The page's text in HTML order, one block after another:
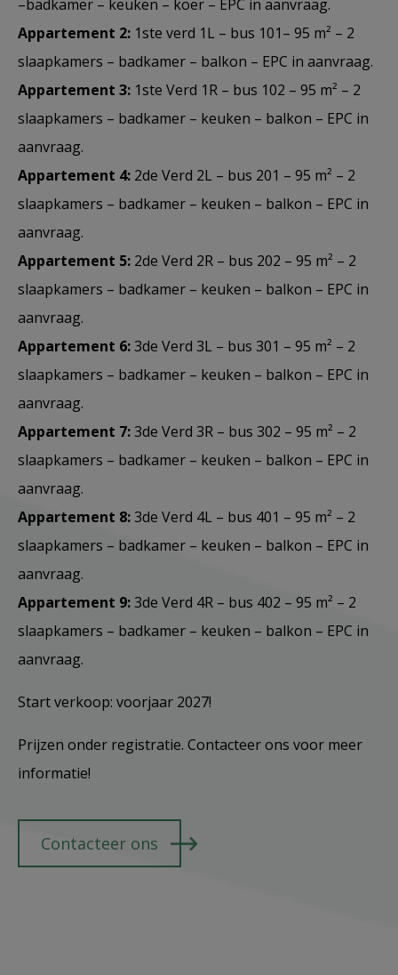
–badkamer – keuken – koer – EPC in aanvraag.
Appartement 2: 1ste verd 1L – bus 101– 95 m² – 2
slaapkamers – badkamer – balkon – EPC in aanvraag.
Appartement 3: 1ste Verd 1R – bus 102 – 95 m² – 2
slaapkamers – badkamer – keuken – balkon – EPC in
aanvraag.
Appartement 4: 2de Verd 2L – bus 201 – 95 m² – 2
slaapkamers – badkamer – keuken – balkon – EPC in
aanvraag.
Appartement 5: 2de Verd 2R – bus 202 – 95 m² – 2
slaapkamers – badkamer – keuken – balkon – EPC in
aanvraag.
Appartement 6:3de Verd 3L – bus 301 – 95 m² – 2
slaapkamers – badkamer – keuken – balkon – EPC in
aanvraag.
Appartement 7:3de Verd 3R – bus 302 – 95 m² – 2
slaapkamers – badkamer – keuken – balkon – EPC in
aanvraag.
Appartement 8:3de Verd 4L – bus 401 – 95 m² – 2
slaapkamers – badkamer – keuken – balkon – EPC in
aanvraag.
Appartement 9:3de Verd 4R – bus 402 – 95 m² – 2
slaapkamers – badkamer – keuken – balkon – EPC in
aanvraag.
Start verkoop: voorjaar 2027!
Prijzen onder registratie. Contacteer ons voor meer
informatie!
Contacteer ons